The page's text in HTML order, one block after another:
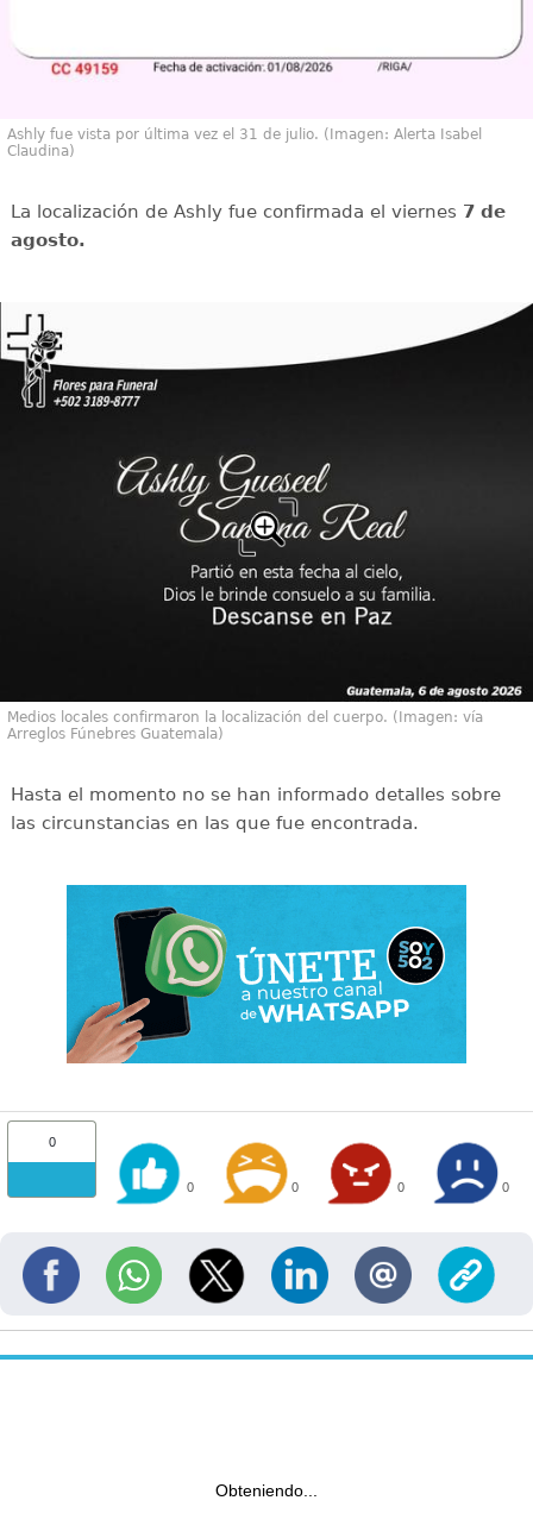
Ashly fue vista por última vez el 31 de julio. (Imagen: Alerta Isabel
Claudina)
La localización de Ashly fue confirmada el viernes 7 de
agosto.
Medios locales confirmaron la localización del cuerpo. (Imagen: vía
Arreglos Fúnebres Guatemala)
Hasta el momento no se han informado detalles sobre
las circunstancias en las que fue encontrada.
0
0 0 0 0
Obteniendo...